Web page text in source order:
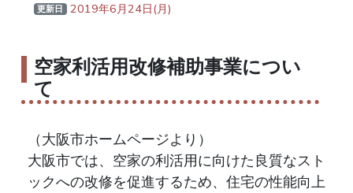
更新日 2019年6月24日(月)
空家利活用改修補助事業につい
て
（大阪市ホームページより）
大阪市では、空家の利活用に向けた良質なスト
ックへの改修を促進するため、住宅の性能向上